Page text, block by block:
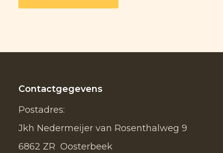
Contactgegevens
Postadres:
Jkh Nedermeijer van Rosenthalweg 9
6862 ZR Oosterbeek